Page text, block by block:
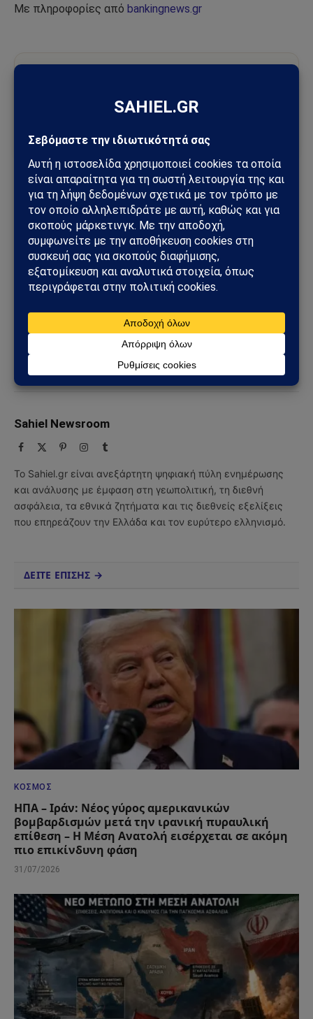
Με πληροφορίες από bankingnews.gr
πρώτος τις σημαντικότερες ειδήσεις και αναλύσεις.
Add as a preferred source
ΗΠΑ ΝΑΤΟ Ντόναλντ Τραμπ
Ακολουθήστε στο Instagram
Ακολουθήστε στο YouTube
Facebook Twitter Pinterest Tumblr
Sahiel Newsroom
Facebook PinterestInstagram
Tumblr
Το Sahiel.gr είναι ανεξάρτητη ψηφιακή πύλη ενημέρωσης
και ανάλυσης με έμφαση στη γεωπολιτική, τη διεθνή
ασφάλεια, τα εθνικά ζητήματα και τις διεθνείς εξελίξεις
που επηρεάζουν την Ελλάδα και τον ευρύτερο ελληνισμό.
ΔΕΙΤΕ ΕΠΙΣΗΣ →
ΚΌΣΜΟΣ
ΗΠΑ – Ιράν: Νέος γύρος αμερικανικών
βομβαρδισμών μετά την ιρανική πυραυλική
επίθεση – Η Μέση Ανατολή εισέρχεται σε ακόμη
πιο επικίνδυνη φάση
31/07/2026